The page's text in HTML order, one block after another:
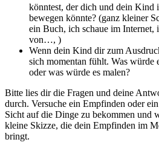
könntest, der dich und dein Kind
bewegen könnte? (ganz kleiner
ein Buch, ich schaue im Internet,
von…, )
Wenn dein Kind dir zum
sich momentan fühlt. Was würde
oder was würde es malen?
Bitte lies dir die Fragen und deine
durch. Versuche ein Empfinden oder
Sicht auf die Dinge zu bekommen und
kleine Skizze, die dein Empfinden im
bringt.